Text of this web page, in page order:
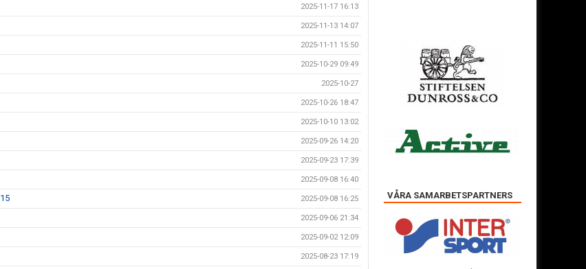
2025-11-17 16:13
2025-11-13 14:07
2025-11-11 15:50
2025-10-29 09:49
2025-10-27
2025-10-26 18:47
2025-10-10 13:02
2025-09-26 14:20
2025-09-23 17:39
2025-09-08 16:40
2025-09-08 16:25
2025-09-06 21:34
2025-09-02 12:09
2025-08-23 17:19
VÅRA SAMARBETSPARTNERS